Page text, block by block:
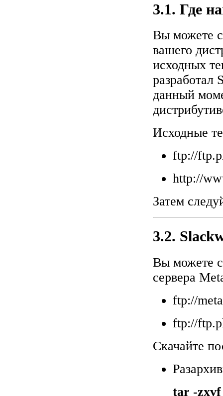
3.1. Где
Вы можете
вашего
исходных
разработал
данный
Исходные
ftp://
http://
Затем
3.2.
Вы можете
сервера
ftp://
ftp://
Скачайте
tar -zxvf